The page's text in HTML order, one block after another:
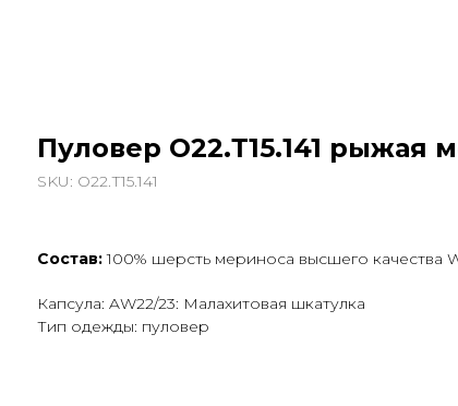
Пуловер О22.Т15.141 рыжая
SKU: О22.Т15.141
Состав:100% шерсть мериноса высшего качества
Капсула: AW22/23: Малахитовая шкатулка
Тип одежды: пуловер